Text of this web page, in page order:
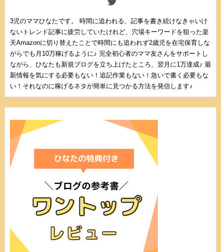
3児のママひなたです。 時間に追われる、記事を書き続けなきゃいけ
ないトレンド記事に疲労していたけれど、穴場キーワードを狙った楽
天Amazonに切り替えたことで時間にも追われず2歳児を在宅保育しな
がらでも月10万稼げるように♪ 完全初心者のママ友さんをサポートし
ながら、ひなたも新規ブログを立ち上げたところ、翌月に1万達成♪ 最
新情報を気にする必要もない！追記作業もない！急いで書く必要もな
い！それなのに稼げるネタが簡単に見つかる方法を発信します♪